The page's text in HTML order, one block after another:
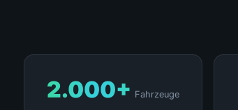
2.000+ Fahrzeuge